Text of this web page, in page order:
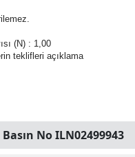
(N) : 1,00
teklifleri açıklama
Basın No ILN02499943